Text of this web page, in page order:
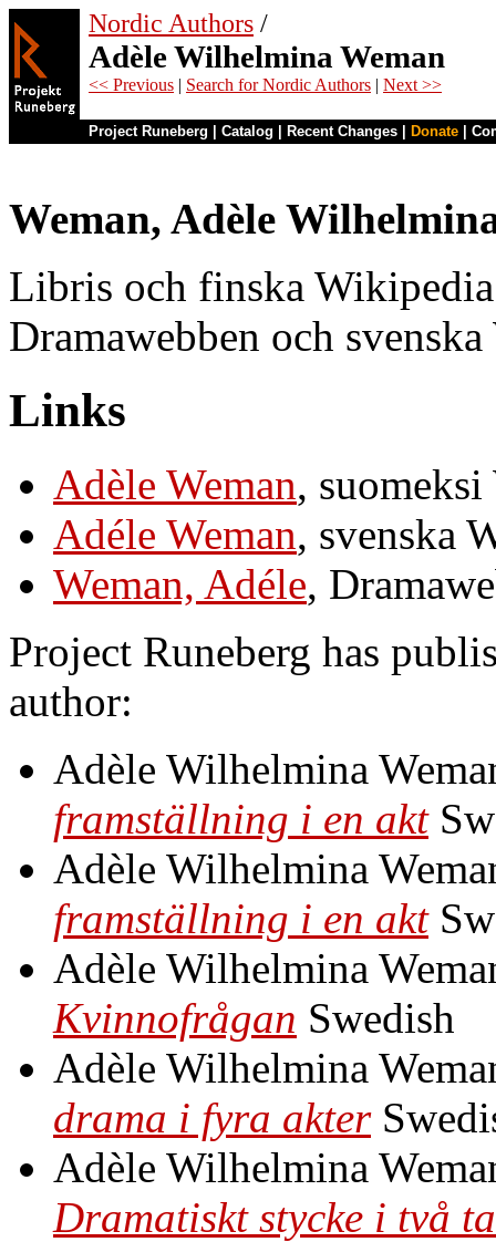
Nordic Authors /
Adèle Wilhelmina Weman
<< Previous | Search for Nordic Authors | Next >>
Project Runeberg Catalog Recent Changes Donate
Weman, Adèle
Libris och finska
Dramawebben och
Links
Adèle Weman,
Adéle Weman, svenska
Weman, Adéle,
Project Runeberg has
author:
Adèle Wilhelmina
framställning i en akt
Adèle Wilhelmina
framställning i en akt
Adèle Wilhelmina
Kvinnofrågan Swedish
Adèle Wilhelmina
drama i fyra akter
Adèle Wilhelmina
Dramatiskt stycke i två